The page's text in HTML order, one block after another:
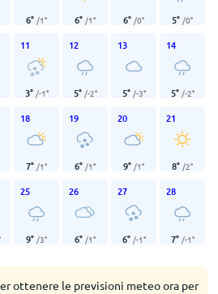
6° /1° 6° /1° 6° /0° 5° /0°
11
3° /-1°
12
5° /-2°
13
5° /-3°
14
5° /-2°
18
7° /1°
19
6° /1°
20
9° /1°
21
8° /2°
25
9° /3°
26
6° /1°
27
6° /-1°
28
7° /-1°
ottenere le previsioni meteo ora per